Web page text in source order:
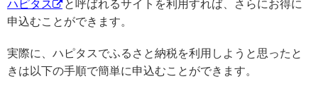
ハピタス
と呼ばれるサイトを利用すれば、さらにお得に
申込むことができます。
実際に、ハピタスでふるさと納税を利用しようと思ったと
きは以下の手順で簡単に申込むことができます。